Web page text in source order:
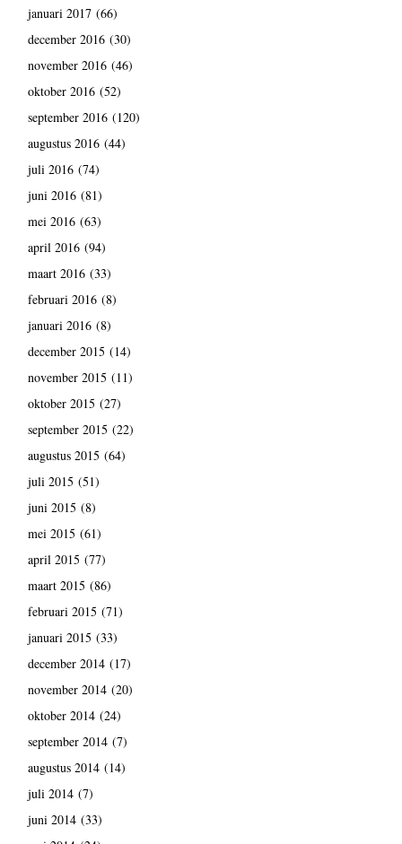
januari 2017(66)
december 2016(30)
november 2016(46)
oktober 2016(52)
september 2016(120)
augustus 2016(44)
juli 2016(74)
juni 2016(81)
mei 2016(63)
april 2016(94)
maart 2016(33)
februari 2016(8)
januari 2016(8)
december 2015 (14)
november 2015 (11)
oktober 2015 (27)
september 2015 (22)
augustus 2015 (64)
juli 2015 (51)
juni 2015 (8)
mei 2015 (61)
april 2015 (77)
maart 2015 (86)
februari 2015 (71)
januari 2015 (33)
december 2014(17)
november 2014(20)
oktober 2014(24)
september 2014(7)
augustus 2014(14)
juli 2014(7)
juni 2014(33)